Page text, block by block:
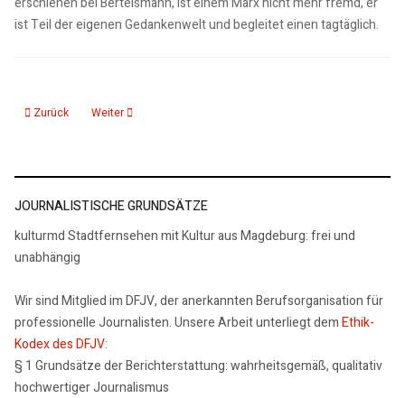
ist Teil der eigenen Gedankenwelt und begleitet einen tagtäglich.
Vorheriger Beitrag: Magdeburg. Kleine Stadtgeschichte
Zurück Nächster Beitrag: 2015: Klaus R. Mai: Luther Prophet der
Weiter
JOURNALISTISCHE GRUNDSÄTZE
kulturmd Stadtfernsehen mit Kultur aus Magdeburg: frei und
unabhängig
Wir sind Mitglied im DFJV, der anerkannten Berufsorganisation für
professionelle Journalisten. Unsere Arbeit unterliegt demEthik-
Kodex des DFJV:
§ 1 Grundsätze der Berichterstattung: wahrheitsgemäß, qualitativ
hochwertiger Journalismus